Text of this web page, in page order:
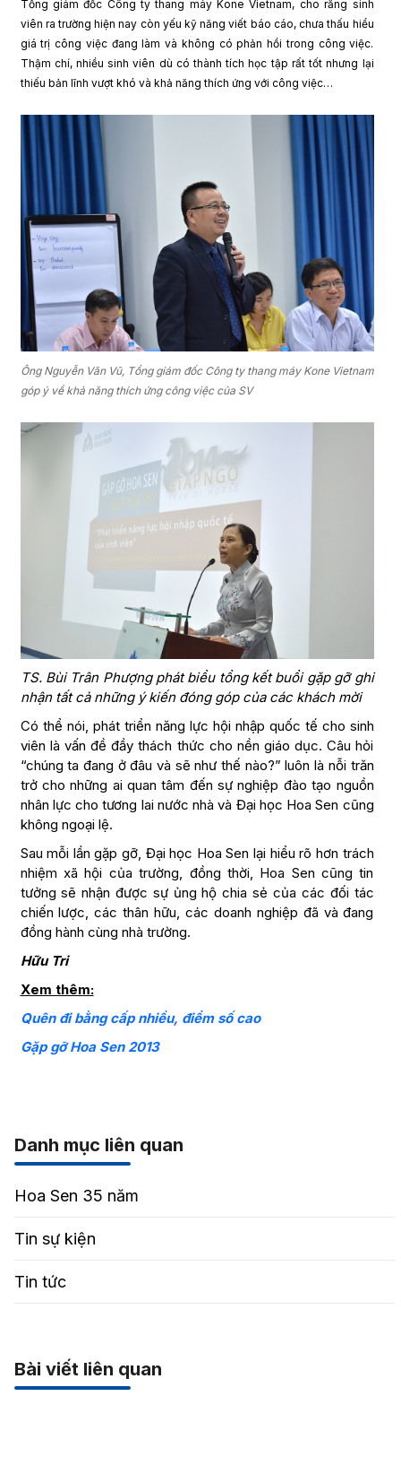
Tổng giám đốc Công ty thang máy Kone Vietnam, cho rằng sinh
viên ra trường hiện nay còn yếu kỹ năng viết báo cáo, chưa thấu hiểu
giá trị công việc đang làm và không có phản hồi trong công việc.
Thậm chí, nhiều sinh viên dù có thành tích học tập rất tốt nhưng lại
thiếu bản lĩnh vượt khó và khả năng thích ứng với công việc…
Ông Nguyễn Văn Vũ, Tổng giám đốc Công ty thang máy Kone Vietnam
góp ý về khả năng thích ứng công việc của SV
TS. Bùi Trân Phượng phát biểu tổng kết buổi gặp gỡ ghi
nhận tất cả những ý kiến đóng góp của các khách mời
Có thể nói, phát triển năng lực hội nhập quốc tế cho sinh
viên là vấn đề đầy thách thức cho nền giáo dục. Câu hỏi
“chúng ta đang ở đâu và sẽ như thế nào?” luôn là nỗi trăn
trở cho những ai quan tâm đến sự nghiệp đào tạo nguồn
nhân lực cho tương lai nước nhà và Đại học Hoa Sen cũng
không ngoại lệ.
Sau mỗi lần gặp gỡ, Đại học Hoa Sen lại hiểu rõ hơn trách
nhiệm xã hội của trường, đồng thời, Hoa Sen cũng tin
tưởng sẽ nhận được sự ủng hộ chia sẻ của các đối tác
chiến lược, các thân hữu, các doanh nghiệp đã và đang
đồng hành cùng nhà trường.
Hữu Tri
Xem thêm:
Quên đi bằng cấp nhiều, điểm số cao
Gặp gỡ Hoa Sen 2013
Danh mục liên quan
Hoa Sen 35 năm
Tin sự kiện
Tin tức
Bài viết liên quan